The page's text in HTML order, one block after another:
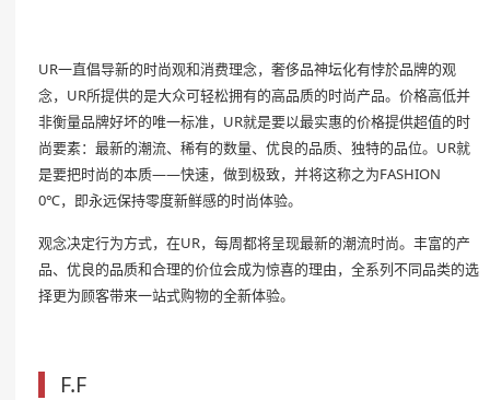
UR一直倡导新的时尚观和消费理念，奢侈品神坛化有悖於品牌的观
念，UR所提供的是大众可轻松拥有的高品质的时尚产品。价格高低并
非衡量品牌好坏的唯一标准，UR就是要以最实惠的价格提供超值的时
尚要素：最新的潮流、稀有的数量、优良的品质、独特的品位。UR就
是要把时尚的本质——快速，做到极致，并将这称之为FASHION
0℃，即永远保持零度新鲜感的时尚体验。
观念决定行为方式，在UR，每周都将呈现最新的潮流时尚。丰富的产
品、优良的品质和合理的价位会成为惊喜的理由，全系列不同品类的选
择更为顾客带来一站式购物的全新体验。
F.F